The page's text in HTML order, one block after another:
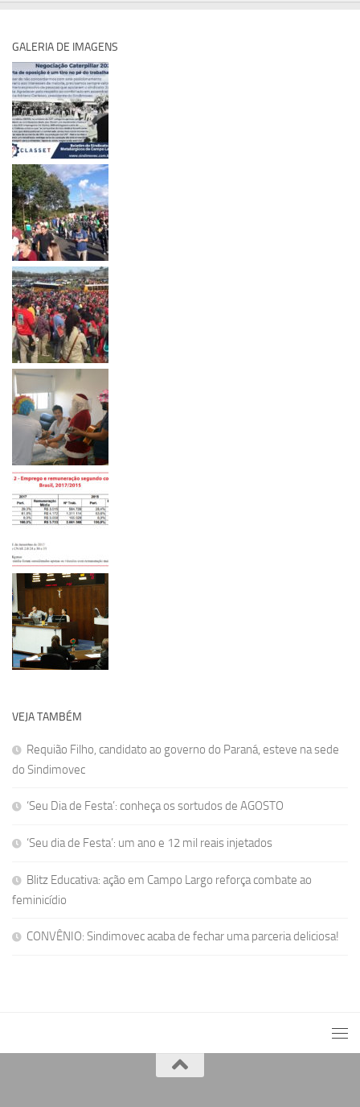
GALERIA DE IMAGENS
VEJA TAMBÉM
Requião Filho, candidato ao governo do Paraná, esteve na sede
do Sindimovec
‘Seu Dia de Festa’: conheça os sortudos de AGOSTO
‘Seu dia de Festa’: um ano e 12 mil reais injetados
Blitz Educativa: ação em Campo Largo reforça combate ao
feminicídio
CONVÊNIO: Sindimovec acaba de fechar uma parceria deliciosa!